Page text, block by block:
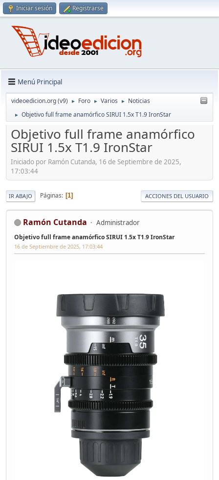
Iniciar sesión Registrarse
Menú Principal
videoedicion.org (v9) ► Foro ► Varios ► Noticias
► Objetivo full frame anamórfico SIRUI 1.5x T1.9 IronStar
Objetivo full frame anamórfico
SIRUI 1.5x T1.9 IronStar
Iniciado por Ramón Cutanda, 16 de Septiembre de 2025,
17:03:44
IR ABAJO Páginas 1 ACCIONES DEL USUARIO
Ramón Cutanda Administrador
Objetivo full frame anamórfico SIRUI 1.5x T1.9 IronStar
16 de Septiembre de 2025, 17:03:44